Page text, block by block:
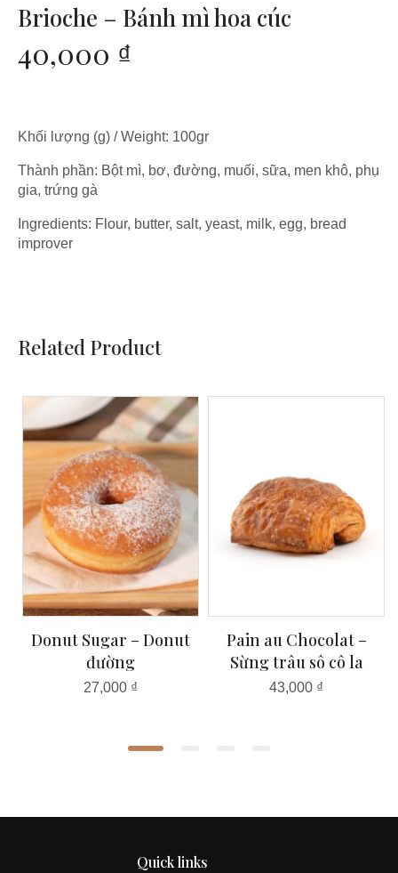
Brioche – Bánh mì hoa cúc
40,000 ₫
Khối lượng (g) / Weight: 100gr
Thành phần: Bột mì, bơ, đường, muối, sữa, men khô, phụ
gia, trứng gà
Ingredients: Flour, butter, salt, yeast, milk, egg, bread
improver
Related Product
Donut Sugar – Donut
đường
27,000 ₫
Pain au Chocolat –
Sừng trâu sô cô la
43,000 ₫
Quick links